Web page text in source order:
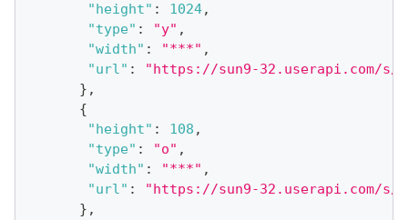
"height" : 1024,
"type" : "y" ,
"width" : "***" ,
"url" :
"https://sun9-32.userapi.com/s/v1/
} ,
{
"height" : 108 ,
"type" : "o" ,
"width" : "***" ,
"url" :
"https://sun9-32.userapi.com/s/v1/
} ,